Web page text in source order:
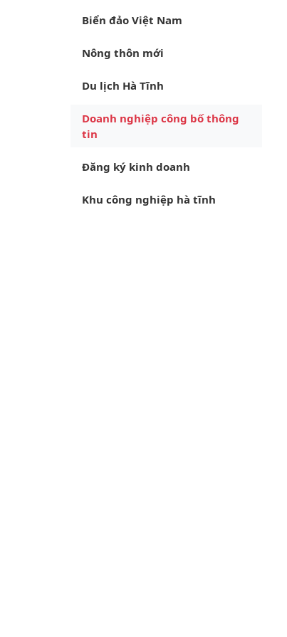
Biển đảo Việt Nam
Nông thôn mới
Du lịch Hà Tĩnh
Doanh nghiệp công bố thông
tin
Đăng ký kinh doanh
Khu công nghiệp hà tĩnh